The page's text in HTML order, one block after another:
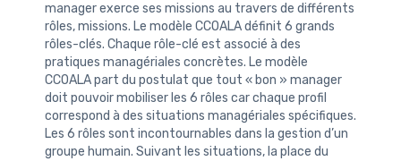
manager exerce ses missions au travers de différents
rôles, missions. Le modèle CCOALA définit 6 grands
rôles-clés. Chaque rôle-clé est associé à des
pratiques managériales concrètes. Le modèle
CCOALA part du postulat que tout « bon » manager
doit pouvoir mobiliser les 6 rôles car chaque profil
correspond à des situations managériales spécifiques.
Les 6 rôles sont incontournables dans la gestion d’un
groupe humain. Suivant les situations, la place du